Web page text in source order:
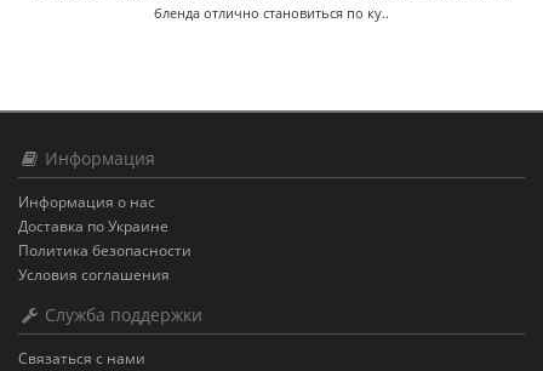
бленда отлично становиться по ку..
Информация
Информация о нас
Доставка по Украине
Политика безопасности
Условия соглашения
Служба поддержки
Связаться с нами